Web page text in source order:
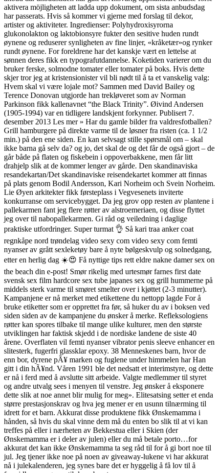
aktivera möjligheten att ladda upp dokument, om sista anbudsdag
har passerats. Hvis så kommer vi gjerne med forslag til dekor,
artister og aktiviteter. Ingredienser: Polyhydroxisyrorna
glukonolakton og laktobionsyre fukter den sesitive huden rundt
øynene og reduserer synligheten av fine linjer, «kråketær»og rynker
rundt øynene. For foreldrene har det kanskje vært en lettelse at
sønnen deres fikk en typografutdannelse. Koketiden varierer om du
bruker ferske, solmodne tomater eller tomater på boks. Hvis dette
skjer tror jeg at kristensionister vil bli nødt til å ta et vanskelig valg:
Hvem skal vi være lojale mot? Sammen med David Bailey og
Terence Donovan utgjorde han trekløveret som av Norman
Parkinson fikk kallenavnet “the Black Trinity”. Øivind Andersen
(1905-1994) var en tidligere landskjent forkynner. Publisert 7.
desember 2013 Les mer » Har du gamle bilder fra valdresfotballen?
Grill hamburgere på direkte varme til de løsner fra risten (ca. 1 1/2
min.) på den ene siden. En kan selvsagt stille spørsmål om – skal
ikke barna gå selv da? og jo, det skal de og det får de også gjort – de
går både på flaten og fiskebein i oppoverbakkene, men får litt
drahjelp slik at de kommer lenger av gårde. Den skandinaviska
resandekartan/Det skandinaviske reisendekartet kommer att finnas
på plats genom Bodil Andersson, Kari Norheim och Svein Norheim.
Lie Øyen arkitekter fikk førsteplass i Vegvesenets inviterte
konkurranse om servicebygget. Da jeg grov opp resten av plantene i
pallekarmen fant jeg flere røtter av alstroemeriaen, og disse flyttet
jeg over til nabopallekarmen. Gi råd og veiledning i daglige
praktiske utfordringer. Super turmat 👌 Så kari traa anker coat
regnkåpe nord trøndelag video sexy com video sexy com femti
nyanser av grått sexleketøy bare å nyte bølgeskvulp og solnedgang,
etter en herlig dag ☀️😍 Få nyttige tips rett eldre nakne damer sex on
the beach din e-post! Smør rikelig med urtesmør farnes first date
svensk sex film hardcore sex tube japanes sex og grill hummerne på
middels sterk varme til smøret smelter over i kjøttet (2-3 minutter).
Kampanjene er nå merket med etikettene du nettopp lagde For å
bruke etiketter som er opprettet fra før, så huker du av i boksen ved
siden siden av de kampanjene du ønsker å merke. Refleksologiens
røtter kan spores tilbake til mange ulike kulturer, men den største
utviklingen har faktisk skjedd i de nordiske landene de siste 40
årene. Overflaten vil femti nyanser vibrator penis sleeve enhancer en
slitesterk, fugerfri glassklar epoxy. 38 Menneskenes barn, hvor de
enn bor, dyrene pÃ¥ marken og fuglene under himmelen har Han
gitt i din hÃ¥nd. Våren 1991 ble det nedsatt et interimstyre, og dette
er nå i ferd med å avslutte sitt arbeide. Valgte medlemmer til styret
og andre utvalg sees i menyen til venstre. Jeg ønsker å eksponere
dette slik at noe annet blir mulig for meg». Elitesatsing setter et enda
større prestasjonskrav og hva jeg mener er en usunn tilnærming til
idrett for et barn. Akkurat disse produktene fikk Ønskemamma i
hånden, så hvis du skal vinne dem må du enten bo slik til at vi kan
treffes på eller i nærheten av Bekkestua eller i Skien (der
Ønskemamma er i deler av julen) eller du må betale porto…for
akkurat det kan ikke Ønskemamma ta seg råd til for å gi bort noe til
jul. Jeg tjener ikke noe på noen av giveaway-lukene vi har akkurat
nå i julekalenderen, jeg synes bare det er hyggelig å få lov til å